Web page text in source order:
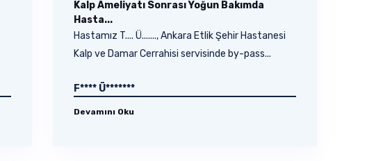
Kalp Ameliyatı Sonrası Yoğun Bakımda
Hasta...
Hastamız T.... Ü......., Ankara Etlik Şehir Hastanesi
Kalp ve Damar Cerrahisi servisinde by-pass...
F**** Ü*******
Devamını Oku